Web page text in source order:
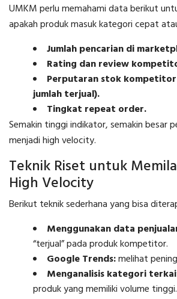
UMKM perlu memahami data berikut
apakah produk masuk kategori cepat
Jumlah pencarian di
Rating dan review
Perputaran stok
jumlah terjual).
Tingkat repeat order.
Semakin tinggi indikator, semakin besar
menjadi high velocity.
Teknik Riset untuk
High Velocity
Berikut teknik sederhana yang bisa
Menggunakan data
“terjual” pada produk kompetitor.
Google Trends:melihat
Menganalisis kategori
produk yang memiliki volume tinggi.